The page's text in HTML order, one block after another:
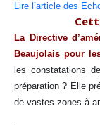
Lire l’article des
La Directive
Beaujolais pour
les constatations
préparation ? Elle
de vastes zones à